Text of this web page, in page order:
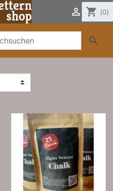
 shopping_cart (0)
